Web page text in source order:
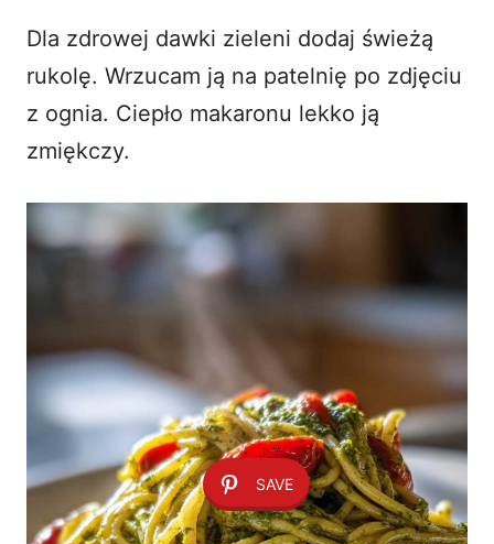
Dla zdrowej dawki zieleni dodaj świeżą
rukolę. Wrzucam ją na patelnię po zdjęciu
z ognia. Ciepło makaronu lekko ją
zmiękczy.
SAVE